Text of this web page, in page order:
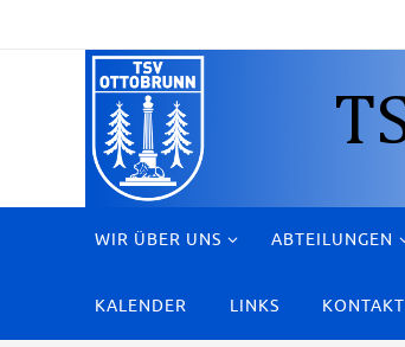
WIR ÜBER UNS ABTEILUNGEN
KALENDER LINKS KONTAKT